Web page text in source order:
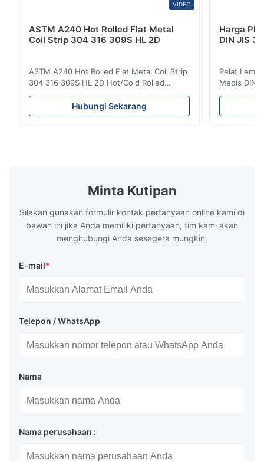
VIDEO
ASTM A240 Hot Rolled Flat Metal
Coil Strip 304 316 309S HL 2D
ASTM A240 Hot Rolled Flat Metal Coil Strip
304 316 309S HL 2D Hot/Cold Rolled
Stainless Steel Coil Strip 304 316 309S 310
310S 316L 321 ASTM A240 Spesifikasi
Produk Nama produk Koil / strip baja tahan
Hubungi Sekarang
Harga
DIN JIS
Pelat
Medis DIN
Gambaran
Gulung
Minta Kutipan
Silakan gunakan formulir kontak pertanyaan online kami di
bawah ini jika Anda memiliki pertanyaan, tim kami akan
menghubungi Anda sesegera mungkin.
E-mail*
Telepon / WhatsApp
Nama
Nama perusahaan :